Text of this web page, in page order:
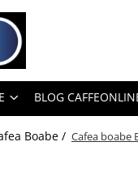
BLOG
Boabe / Cafea boabe